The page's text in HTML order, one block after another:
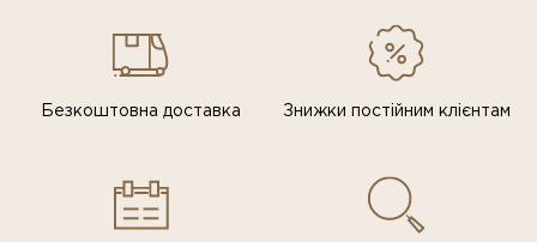
Безкоштовна доставка Знижки постiйним клiєнтам